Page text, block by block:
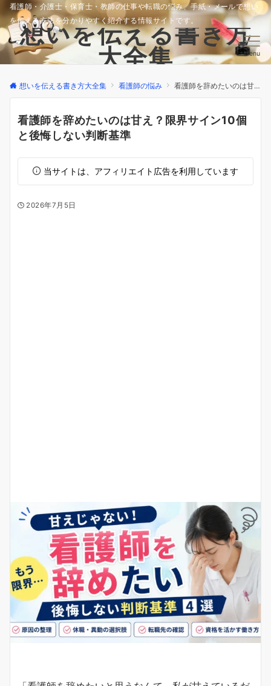
看護師・介護士・保育士・教師の仕事や転職の悩み、手紙・メールで想い
を伝える方法を分かりやすく紹介する情報サイトです。
想いを伝える書き方
大全集
Menu
想いを伝える書き方大全集 看護師の悩み 看護師を辞めたいのは甘え？限界サイン10個と後悔しない判断基準
看護師を辞めたいのは甘え？限界サイン10個
と後悔しない判断基準
当サイトは、アフィリエイト広告を利用しています
2026年7月5日